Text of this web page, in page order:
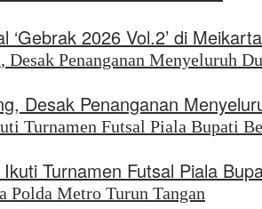
2026 Vol.2’ di Meikarta
Desak Penanganan
Turnamen Futsal Piala